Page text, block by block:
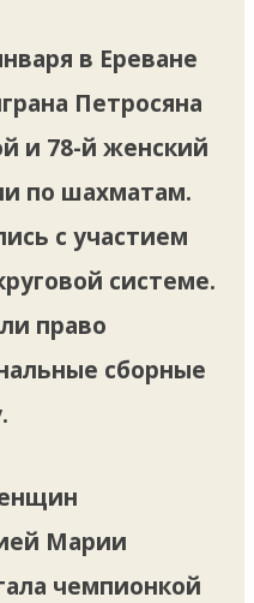
в Ереване
Петросяна
и 78-й женский
по шахматам.
с участием
системе.
право
сборные
Марии
чемпионкой